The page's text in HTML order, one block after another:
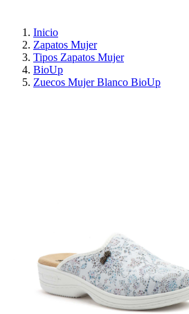
Inicio
Zapatos Mujer
Tipos Zapatos Mujer
BioUp
Zuecos Mujer Blanco BioUp